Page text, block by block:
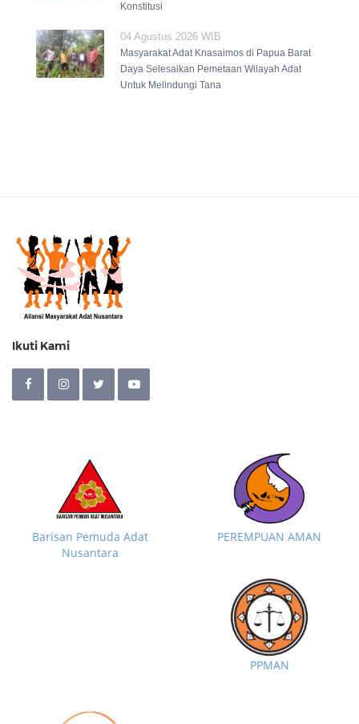
Konstitusi
04 Agustus 2026 WIB
Masyarakat Adat Knasaimos di Papua Barat
Daya Selesaikan Pemetaan Wilayah Adat
Untuk Melindungi Tana
Ikuti Kami
Barisan Pemuda Adat
Nusantara
PEREMPUAN AMAN
PPMAN